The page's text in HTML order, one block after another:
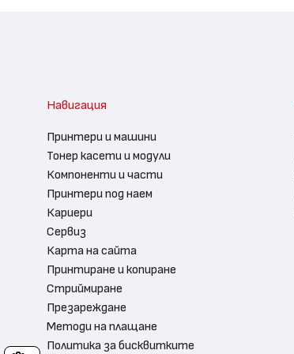
Навигация
Принтери и машини
Тонер касети и модули
Компоненти и части
Принтери под наем
Кариери
Сервиз
Карта на сайта
Принтиране и копиране
Стриймиране
Презареждане
Методи на плащане
Политика за бисквитките